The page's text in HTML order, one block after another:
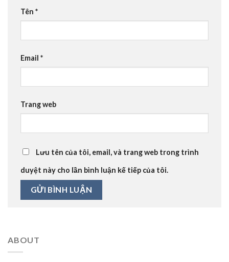
Tên *
Email *
Trang web
Lưu tên của tôi, email, và trang web trong trình
duyệt này cho lần bình luận kế tiếp của tôi.
ABOUT